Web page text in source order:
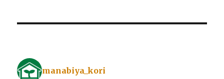
manabiya_kori